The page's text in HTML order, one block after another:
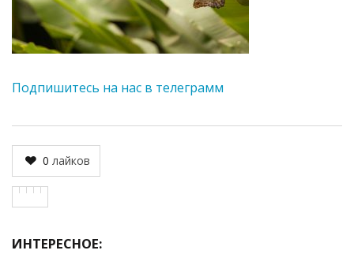
Подпишитесь на нас в телеграмм
0 лайков
ИНТЕРЕСНОЕ: